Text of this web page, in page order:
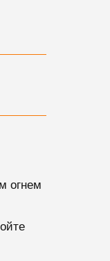
огнем